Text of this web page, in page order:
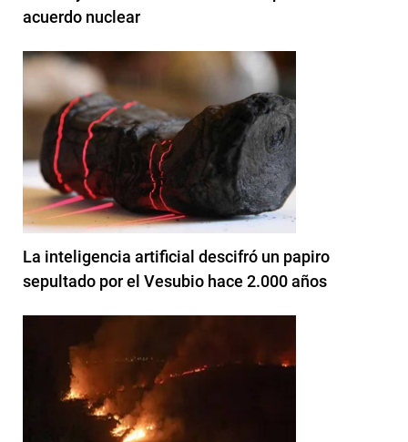
acuerdo nuclear
La inteligencia artificial descifró un papiro
sepultado por el Vesubio hace 2.000 años